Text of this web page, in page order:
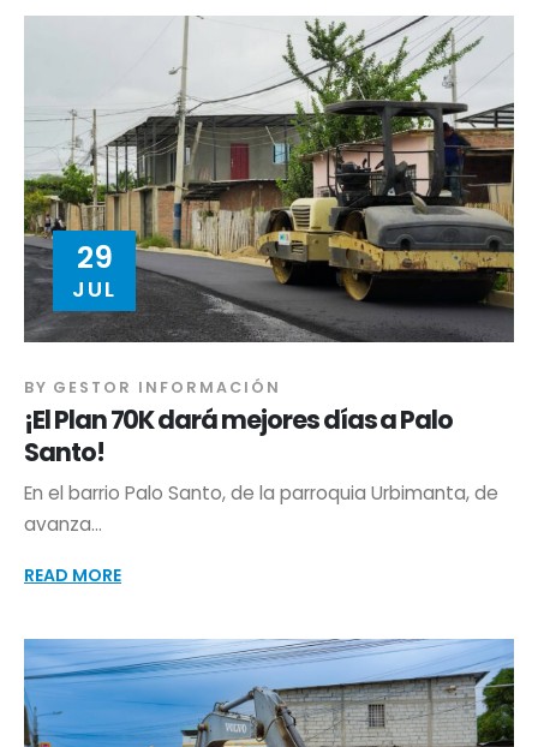
29
JUL
BY GESTOR INFORMACIÓN
¡El Plan 70K dará mejores días a Palo
Santo!
En el barrio Palo Santo, de la parroquia Urbimanta, de
avanza...
READ MORE